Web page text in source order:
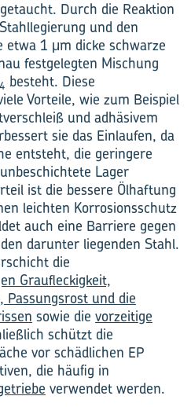
Durch die Reaktion
und den
etwa 1 μm dicke schwarze
festgelegten Mischung
4 besteht. Diese
Vorteile, wie zum Beispiel
und adhäsivem
sie das Einlaufen, da
entsteht, die geringere
Lager
ist die bessere Ölhaftung
leichten Korrosionsschutz
auch eine Barriere gegen
darunter liegenden Stahl.
die
Graufleckigkeit,
Passungsrost und die
sowie die vorzeitige
schützt die
vor schädlichen EP
die häufig in
verwendet werden.